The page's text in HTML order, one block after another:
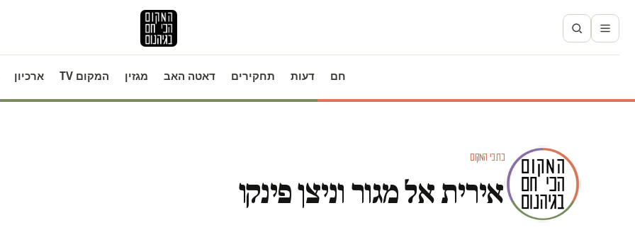
חם דעות תחקירים דאטה האב מגזין המקום TV ארכיון
כתבי המקום
אירית אל מגור וניצן פינקו